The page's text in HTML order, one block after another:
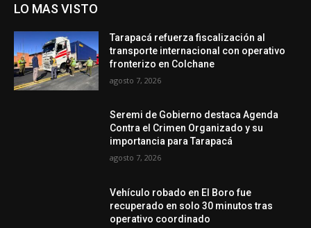
LO MAS VISTO
Tarapacá refuerza fiscalización al
transporte internacional con operativo
fronterizo en Colchane
agosto 7, 2026
Seremi de Gobierno destaca Agenda
Contra el Crimen Organizado y su
importancia para Tarapacá
agosto 7, 2026
Vehículo robado en El Boro fue
recuperado en solo 30 minutos tras
operativo coordinado